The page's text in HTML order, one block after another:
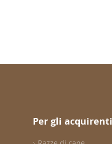
Per gli acquirenti